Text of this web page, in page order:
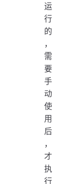
运
行
的
，
需
要
手
动
使
用
后
，
才
执
行